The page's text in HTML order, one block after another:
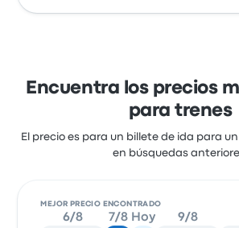
Encuentra los precios
para trenes
El precio es para un billete de ida para
en búsquedas
MEJOR PRECIO ENCONTRADO
6/8 7/8 Hoy 9/8